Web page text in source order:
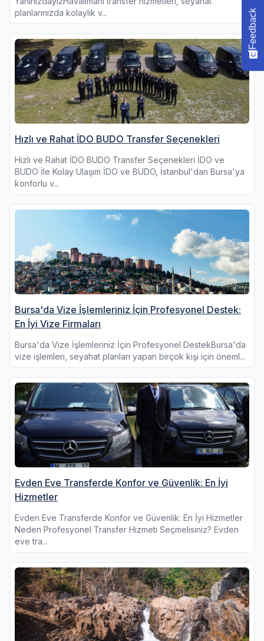
planlarınızda kolaylık v...
Hızlı ve Rahat İDO BUDO Transfer Seçenekleri
Hızlı ve Rahat İDO BUDO Transfer Seçenekleri İDO ve
BUDO İle Kolay Ulaşım İDO ve BUDO, İstanbul'dan Bursa'ya
konforlu v...
Bursa'da Vize İşlemleriniz İçin Profesyonel Destek:
En İyi Vize Firmaları
Bursa'da Vize İşlemleriniz İçin Profesyonel DestekBursa'da
vize işlemleri, seyahat planları yapan birçok kişi için öneml...
Evden Eve Transferde Konfor ve Güvenlik: En İyi
Hizmetler
Evden Eve Transferde Konfor ve Güvenlik: En İyi Hizmetler
Neden Profesyonel Transfer Hizmeti Seçmelisiniz? Evden
eve tra...
Feedback